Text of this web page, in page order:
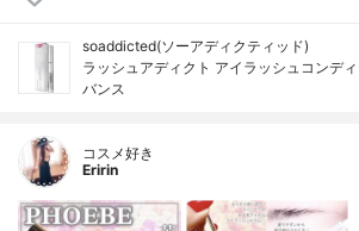
soaddicted(ソーアディクティッド)
ラッシュアディクト アイラッシュコンデ
バンス
コスメ好き
Eririn